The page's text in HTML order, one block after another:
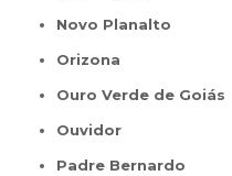
Novo Planalto
Orizona
Ouro Verde de Goiás
Ouvidor
Padre Bernardo